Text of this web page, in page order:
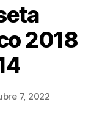
2018
7, 2022